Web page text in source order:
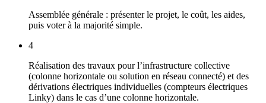
Assemblée générale : présenter le projet, le coût, les aides,
puis voter à la majorité simple.
4
Réalisation des travaux pour l’infrastructure collective
(colonne horizontale ou solution en réseau connecté) et des
dérivations électriques individuelles (compteurs électriques
Linky) dans le cas d’une colonne horizontale.